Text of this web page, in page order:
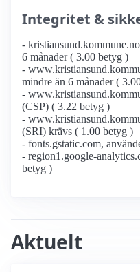
Integritet &
-
6 månader ( 3.00 betyg )
-
mindre än 6 månader (
-
(CSP) ( 3.22 betyg )
-
(SRI) krävs ( 1.00 betyg )
- fonts.gstatic.com,
- region1.google-
betyg )
Aktuelt